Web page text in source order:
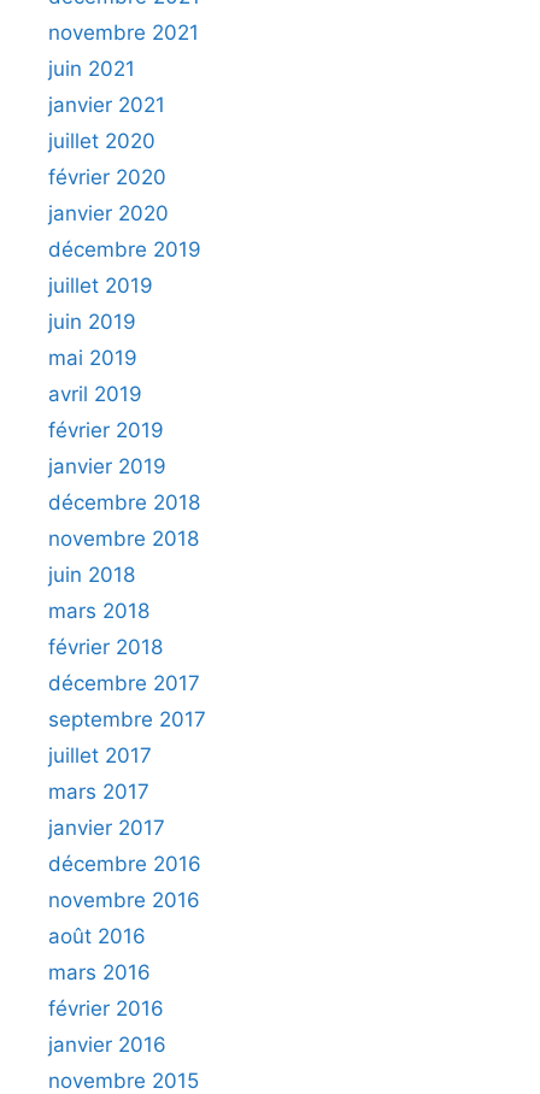
novembre 2021
juin 2021
janvier 2021
juillet 2020
février 2020
janvier 2020
décembre 2019
juillet 2019
juin 2019
mai 2019
avril 2019
février 2019
janvier 2019
décembre 2018
novembre 2018
juin 2018
mars 2018
février 2018
décembre 2017
septembre 2017
juillet 2017
mars 2017
janvier 2017
décembre 2016
novembre 2016
août 2016
mars 2016
février 2016
janvier 2016
novembre 2015